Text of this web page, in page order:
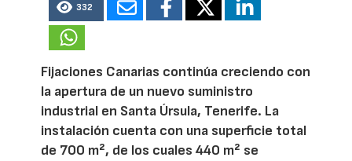
332
Fijaciones Canarias continúa creciendo con
la apertura de un nuevo suministro
industrial en Santa Úrsula, Tenerife. La
instalación cuenta con una superficie total
de 700 m², de los cuales 440 m² se